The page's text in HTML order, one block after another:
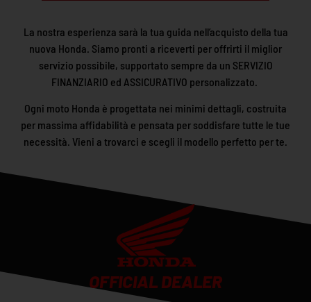
La nostra esperienza sarà la tua guida nell’acquisto della tua
nuova Honda. Siamo pronti a riceverti per offrirti il miglior
servizio possibile, supportato sempre da un SERVIZIO
FINANZIARIO ed ASSICURATIVO personalizzato.
Ogni moto Honda è progettata nei minimi dettagli, costruita
per massima affidabilità e pensata per soddisfare tutte le tue
necessità. Vieni a trovarci e scegli il modello perfetto per te.
OFFICIAL DEALER